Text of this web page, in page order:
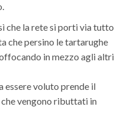
che la rete si porti via tutto
che persino le tartarughe
in mezzo agli altri
essere voluto prende il
che vengono ributtati in